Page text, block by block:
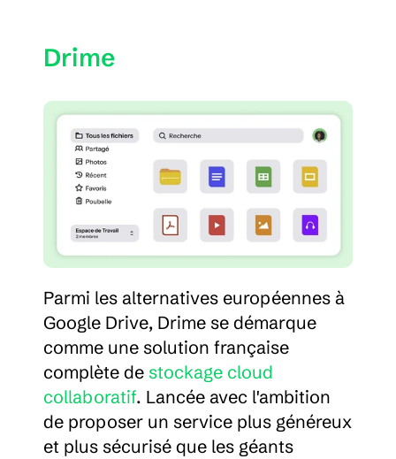
Drime
Parmi les alternatives européennes à
Google Drive, Drime se démarque
comme une solution française
complète de stockage cloud
collaboratif. Lancée avec l'ambition
de proposer un service plus généreux
et plus sécurisé que les géants